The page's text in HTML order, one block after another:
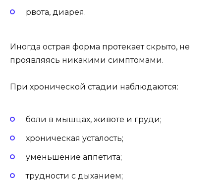
рвота, диарея.
Иногда острая форма протекает скрыто, не
проявляясь никакими симптомами.
При хронической стадии наблюдаются:
боли в мышцах, животе и груди;
хроническая усталость;
уменьшение аппетита;
трудности с дыханием;